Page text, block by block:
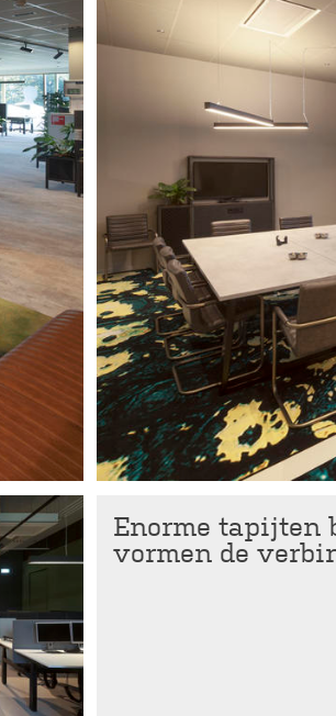
Enorme tapijten
vormen de